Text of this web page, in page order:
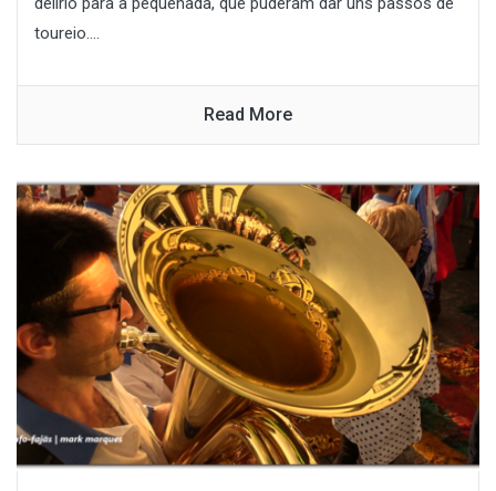
toureio....
Read More